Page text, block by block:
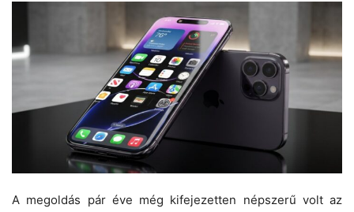
A megoldás pár éve még kifejezetten népszerű volt az